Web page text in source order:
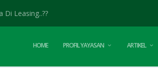
Di Leasing..??
HOME PROFIL YAYASAN ARTIKEL